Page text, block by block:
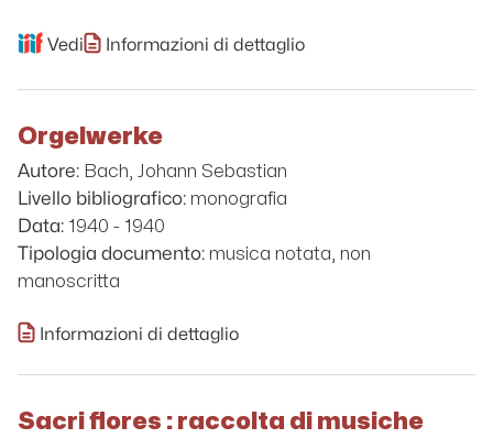
Vedi Informazioni di dettaglio
Orgelwerke
Autore: Bach, Johann Sebastian
Livello bibliografico: monografia
Data: 1940 - 1940
Tipologia documento: musica notata, non
manoscritta
Informazioni di dettaglio
Sacri flores : raccolta di musiche